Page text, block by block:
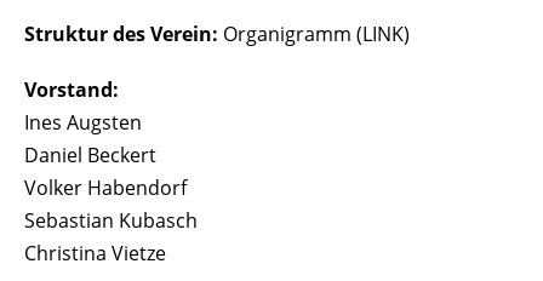
Struktur des Verein: Organigramm (LINK)
Vorstand:
Ines Augsten
Daniel Beckert
Volker Habendorf
Sebastian Kubasch
Christina Vietze